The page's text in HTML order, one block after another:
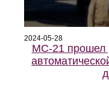
2024-05-28
МС-21 прошел